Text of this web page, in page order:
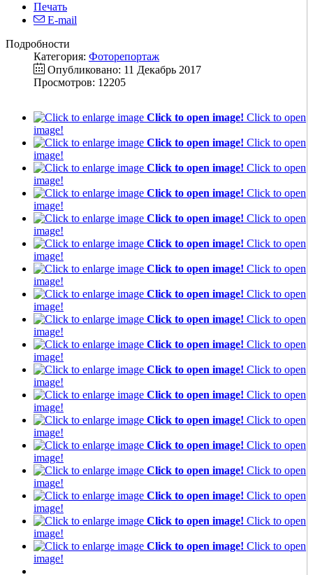
Печать
E-mail
Подробности
Категория: Фоторепортаж
Опубликовано: 11 Декабрь 2017
Просмотров: 12205
Click to open image! Click to open
image!
Click to open image! Click to open
image!
Click to open image! Click to open
image!
Click to open image! Click to open
image!
Click to open image! Click to open
image!
Click to open image! Click to open
image!
Click to open image! Click to open
image!
Click to open image! Click to open
image!
Click to open image! Click to open
image!
Click to open image! Click to open
image!
Click to open image! Click to open
image!
Click to open image! Click to open
image!
Click to open image! Click to open
image!
Click to open image! Click to open
image!
Click to open image! Click to open
image!
Click to open image! Click to open
image!
Click to open image! Click to open
image!
Click to open image! Click to open
image!